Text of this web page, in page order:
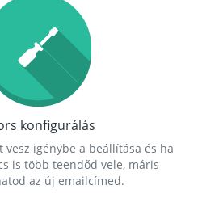
konfigurálás
vesz igénybe a beállítása és ha
is több teendőd vele, máris
az új emailcímed.